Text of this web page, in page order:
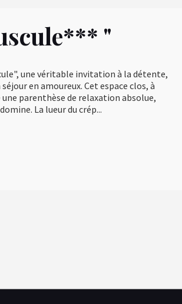
"
une véritable invitation à la détente,
en amoureux. Cet espace clos, à
parenthèse de relaxation absolue,
La lueur du crép...